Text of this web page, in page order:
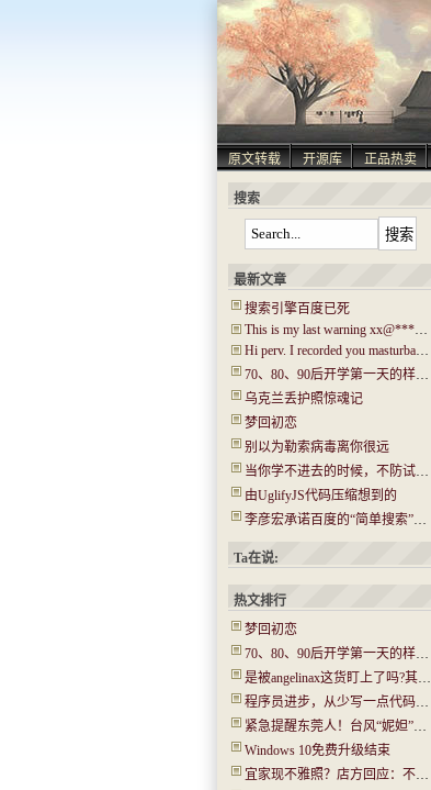
原文转载 开源库 正品热卖
搜索
最新文章
搜索引擎百度已死
This is my last warning xx@****.com!
Hi perv. I recorded you masturbating! I have captured ‘Hi.mp4’!
70、80、90后开学第一天的样子！你还记得吗？看哭了…..
乌克兰丢护照惊魂记
梦回初恋
别以为勒索病毒离你很远
当你学不进去的时候，不防试试“普瑞马法则”
由UglifyJS代码压缩想到的
李彦宏承诺百度的“简单搜索”没有任何广告
Ta在说:
热文排行
梦回初恋
70、80、90后开学第一天的样子！你还记得吗？看哭了…..
是被angelinax这货盯上了吗?其IP为180.97.106.*
程序员进步，从少写一点代码开始
紧急提醒东莞人！台风“妮妲”今晚或登陆！将有14级大风！
Windows 10免费升级结束
宜家现不雅照？店方回应：不是北京的 已经报警(图)